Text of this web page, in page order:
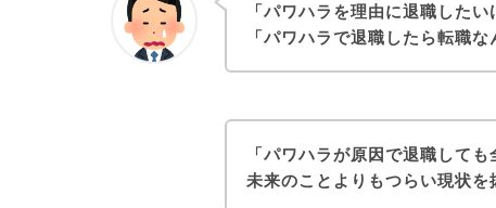
「パワハラを理由に退職したい
「パワハラで退職したら転職
「パワハラが原因で退職して
未来のことよりもつらい現状を